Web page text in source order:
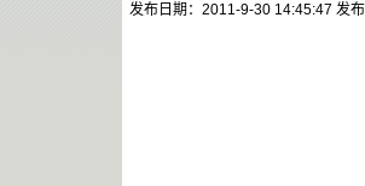
发布日期：2011-9-30 14:45:47 发